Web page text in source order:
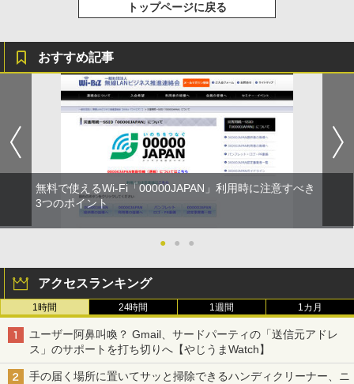
トップページに戻る
おすすめ記事
無料で使えるWi-Fi「00000JAPAN」利用時に注意すべき
3つのポイント
● ● ●
アクセスランキング
1時間 24時間 1週間 1カ月
ユーザー阿鼻叫喚？ Gmail、サードパーティの「送信元アドレ
ス」のサポートを打ち切りへ【やじうまWatch】
手の届く場所に置いてサッと掃除できるハンディクリーナー、ニ